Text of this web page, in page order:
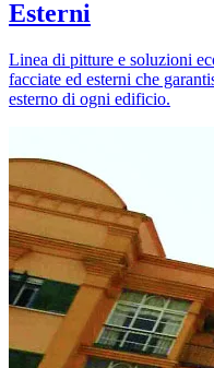
Esterni
Linea di pitture e soluzioni
facciate ed esterni che
esterno di ogni edificio.